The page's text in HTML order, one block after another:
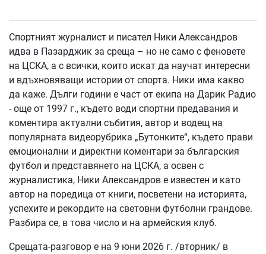
Спортният журналист и писател Ники Александров
идва в Пазарджик за среща – но не само с феновете
на ЦСКА, а с всички, които искат да научат интересни
и вдъхновяващи истории от спорта. Ники има какво
да каже. Дълги години е част от екипа на Дарик Радио
- още от 1997 г., където води спортни предавания и
коментира актуални събития, автор и водещ на
популярната видеорубрика „Бутонките“, където прави
емоционални и директни коментари за българския
футбол и представянето на ЦСКА, а освен с
журналистика, Ники Александров е известен и като
автор на поредица от книги, посветени на историята,
успехите и рекордите на световни футболни грандове.
Разбира се, в това число и на армейския клуб.
Срещата-разговор е на 9 юни 2026 г. /вторник/ в